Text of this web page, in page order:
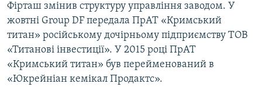
Фірташ змінив структуру управління заводом. У
жовтні Group DF передала ПрАТ «Кримський
титан» російському дочірньому підприємству ТОВ
«Титанові інвестиції». У 2015 році ПрАТ
«Кримський титан» був перейменований в
«Юкрейніан кемікал Продактс».